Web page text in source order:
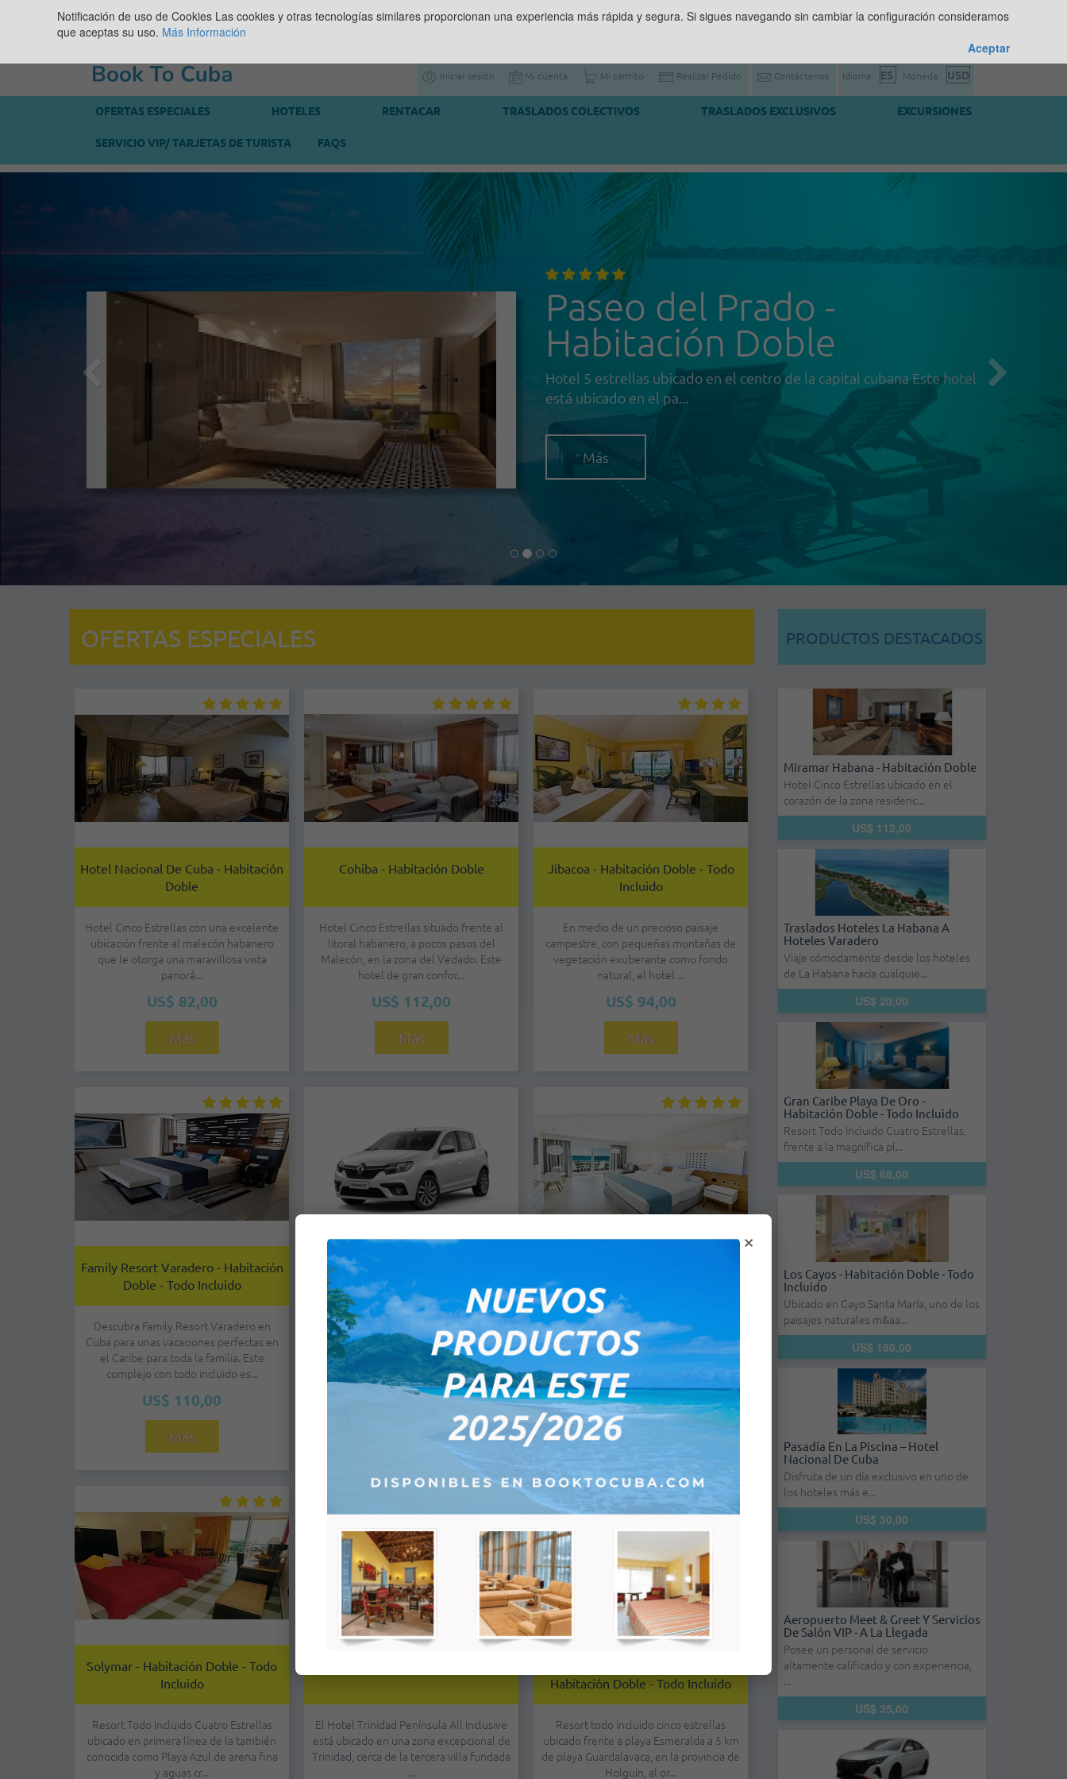
Iniciar sesión Mi cuenta Mi carrrito Realizar Pedido Contáctenos Idioma: Moneda:
OFERTAS ESPECIALES HOTELES RENTACAR TRASLADOS COLECTIVOS TRASLADOS EXCLUSIVOS EXCURSIONES
SERVICIO VIP/ TARJETAS DE TURISTA FAQS
Paseo del Prado -
Habitación Doble
Hotel 5 estrellas ubicado en el centro de la capital cubana Este hotel
está ubicado en el pa...
Más
OFERTAS ESPECIALES
Hotel Nacional De Cuba - Habitación
Doble
Hotel Cinco Estrellas con una excelente
ubicación frente al malecón habanero
que le otorga una maravillosa vista
panorá...
US$ 82,00
Más
Cohiba - Habitación Doble
Hotel Cinco Estrellas situado frente al
litoral habanero, a pocos pasos del
Malecón, en la zona del Vedado. Este
hotel de gran confor...
US$ 112,00
Más
Jibacoa - Habitación Doble - Todo
Incluido
En medio de un precioso paisaje
campestre, con pequeñas montañas de
vegetación exuberante como fondo
natural, el hotel ...
US$ 94,00
Más
Family Resort Varadero - Habitación
Doble - Todo Incluido
Descubra Family Resort Varadero en
Cuba para unas vacaciones perfectas en
el Caribe para toda la familia. Este
complejo con todo incluido es...
US$ 110,00
Más
Económico Automático - Seguro
Incluido
Modelo: Hyundai Grand i 10 / Kia Picanto
/ Renault Sandero Tarifa de
Aeropuerto: Todas las reservas
confirmadas en los aeropuerto...
US$ 115,00
Habitación Doble - Todo Incluido
Hotel Todo Incluido Cinco Estrellas en
primera línea de la playa que cuenta con
las más modernas prestaciones
tecnológi...
US$ 180,00
Solymar - Habitación Doble - Todo
Incluido
Resort Todo Incluido Cuatro Estrellas
ubicado en primera línea de la también
conocida como Playa Azul de arena fina
y aguas cr...
El Hotel Trinidad Península All Inclusive
está ubicado en una zona excepcional de
Trinidad, cerca de la tercera villa fundada
...
Habitación Doble - Todo Incluido
Resort todo incluido cinco estrellas
ubicado frente a playa Esmeralda a 5 km
de playa Guardalavaca, en la provincia de
Holguín, al or...
PRODUCTOS DESTACADOS
Miramar Habana - Habitación Doble
Hotel Cinco Estrellas ubicado en el
corazón de la zona residenc...
US$ 112,00
Traslados Hoteles La Habana A
Hoteles Varadero
Viaje cómodamente desde los hoteles
de La Habana hacia cualquie...
US$ 20,00
Gran Caribe Playa De Oro -
Habitación Doble - Todo Incluido
Resort Todo Incluido Cuatro Estrellas,
frente a la magnífica pl...
US$ 68,00
Los Cayos - Habitación Doble - Todo
Incluido
Ubicado en Cayo Santa María, uno de los
paisajes naturales m&aa...
US$ 150,00
Pasadía En La Piscina – Hotel
Nacional De Cuba
Disfruta de un día exclusivo en uno de
los hoteles más e...
US$ 30,00
Aeropuerto Meet & Greet Y Servicios
De Salón VIP - A La Llegada
Posee un personal de servicio
altamente calificado y con experiencia,
...
US$ 35,00
×
Notificación de uso de Cookies Las cookies y otras tecnologías similares proporcionan una experiencia más rápida y segura. Si sigues navegando sin cambiar la configuración consideramos
que aceptas su uso. Más Información
Aceptar